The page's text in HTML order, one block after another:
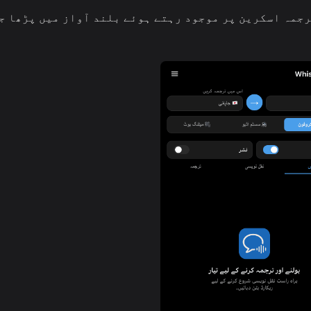
اسکرین پر موجود رہتے ہوئے بلند آواز میں پڑھا